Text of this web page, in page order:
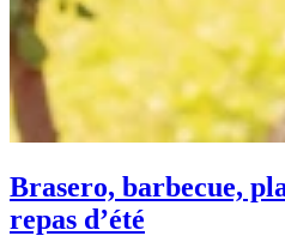
Brasero, barbecue,
repas d’été